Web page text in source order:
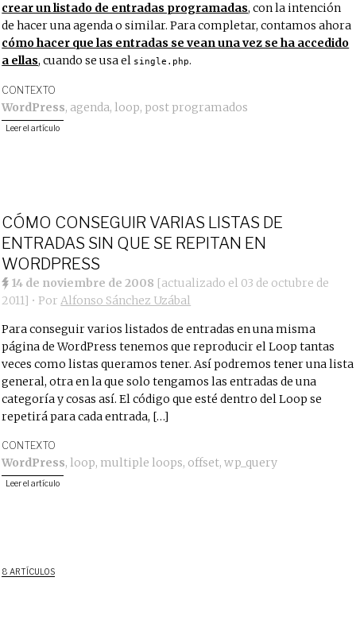
crear un listado de entradas programadas, con la intención
de hacer una agenda o similar. Para completar, contamos ahora
cómo hacer que las entradas se vean una vez se ha accedido
a ellas, cuando se usa el single.php.
CONTEXTO
WordPress, agenda,loop, post programados
Leer el artículo
CÓMO CONSEGUIR VARIAS LISTAS DE
ENTRADAS SIN QUE SE REPITAN EN
WORDPRESS
14 de noviembre de 2008 [actualizado el 03 de octubre de
2011] • PorAlfonso Sánchez Uzábal
Para conseguir varios listados de entradas en una misma
página de WordPress tenemos que reproducir el Loop tantas
veces como listas queramos tener. Así podremos tener una lista
general, otra en la que solo tengamos las entradas de una
categoría y cosas así. El código que esté dentro del Loop se
repetirá para cada entrada, […]
CONTEXTO
WordPress,loop, multiple loops, offset,wp_query
Leer el artículo
8 ARTÍCULOS